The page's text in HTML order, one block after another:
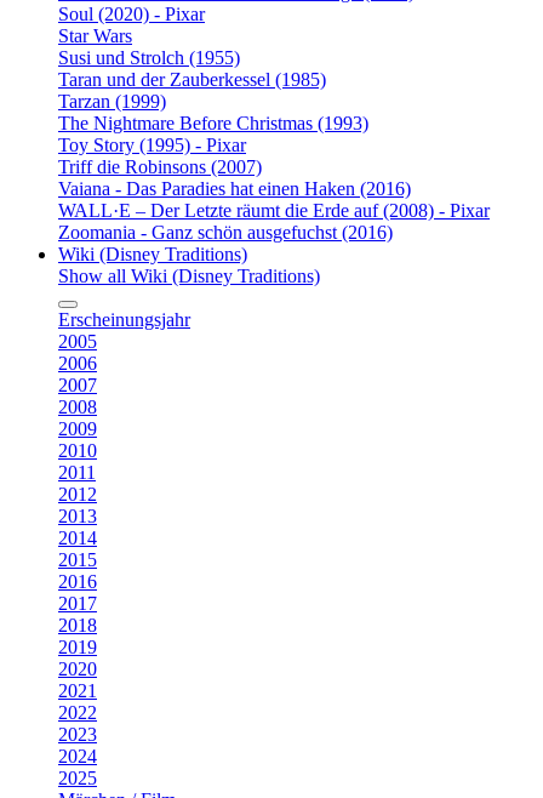
Soul (2020) - Pixar
Star Wars
Susi und Strolch (1955)
Taran und der Zauberkessel (1985)
Tarzan (1999)
The Nightmare Before Christmas (1993)
Toy Story (1995) - Pixar
Triff die Robinsons (2007)
Vaiana - Das Paradies hat einen Haken (2016)
WALL·E – Der Letzte räumt die Erde auf (2008) - Pixar
Zoomania - Ganz schön ausgefuchst (2016)
Wiki (Disney Traditions)
Show all Wiki (Disney Traditions)
Erscheinungsjahr
2005
2006
2007
2008
2009
2010
2011
2012
2013
2014
2015
2016
2017
2018
2019
2020
2021
2022
2023
2024
2025